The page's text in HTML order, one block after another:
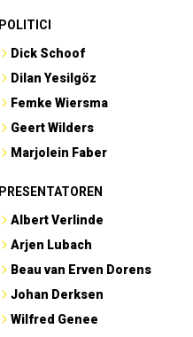
POLITICI
Dick Schoof
Dilan Yesilgöz
Femke Wiersma
Geert Wilders
Marjolein Faber
PRESENTATOREN
Albert Verlinde
Arjen Lubach
Beau van Erven Dorens
Johan Derksen
Wilfred Genee